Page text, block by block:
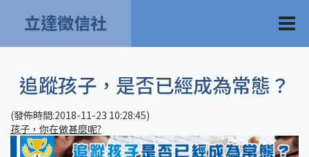
立達徵信社
追蹤孩子，是否已經成為常態？
(發佈時間:2018-11-23 10:28:45)
孩子，你在做甚麼呢?